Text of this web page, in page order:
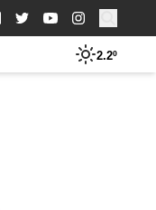
Buscar:
2.2º